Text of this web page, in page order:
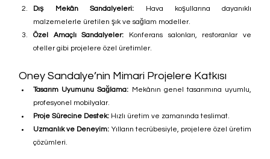
Dış Mekân Sandalyeleri: Hava koşullarına dayanıklı
malzemelerle üretilen şık ve sağlam modeller.
Özel Amaçlı Sandalyeler: Konferans salonları, restoranlar ve
oteller gibi projelere özel üretimler.
Oney Sandalye’nin Mimari Projelere Katkısı
Tasarım Uyumunu Sağlama: Mekânın genel tasarımına uyumlu,
profesyonel mobilyalar.
Proje Sürecine Destek: Hızlı üretim ve zamanında teslimat.
Uzmanlık ve Deneyim: Yılların tecrübesiyle, projelere özel üretim
çözümleri.